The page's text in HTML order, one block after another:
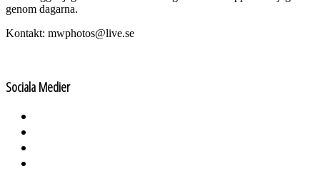
genom dagarna.
Kontakt: mwphotos@live.se
Sociala Medier